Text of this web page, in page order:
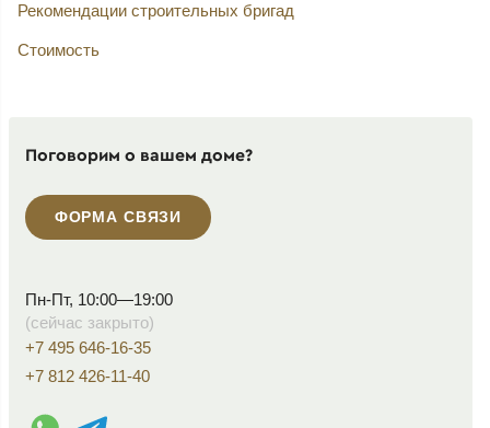
Рекомендации строительных бригад
Стоимость
Поговорим о вашем доме?
ФОРМА СВЯЗИ
Пн-Пт, 10:00—19:00
(сейчас закрыто)
+7 495 646-16-35
+7 812 426-11-40
WhatsApp контакт
Telegram контакт